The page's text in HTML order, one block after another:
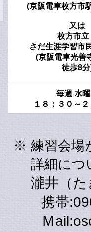
(京阪電車枚方市
又は
枚方市
さだ生涯学習市
(京阪電車光善
徒歩8
毎週 水
１８：３０～
※ 練習会場
詳細につ
瀧井（
携帯
Ｍ